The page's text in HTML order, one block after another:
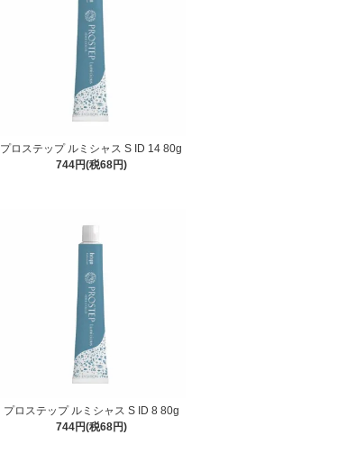
プロステップ ルミシャス S ID 14 80g
744円(税68円)
プロステップ ルミシャス S ID 8 80g
744円(税68円)